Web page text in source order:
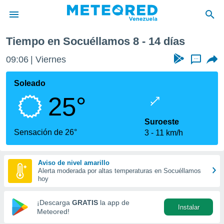
de
ha
calidad.
a este
las
y
forma
digital
basada
Tiempo en Socuéllamos 8 - 14 días
09:06 Viernes ...
Soleado
25°
Sensación de 26°
Suroeste
3
11 km/h
Aviso de nivel amarillo
Alerta moderada por altas temperaturas en Socuéllamos
hoy
¡Descarga GRATIS la app de
Meteored!
Instalar